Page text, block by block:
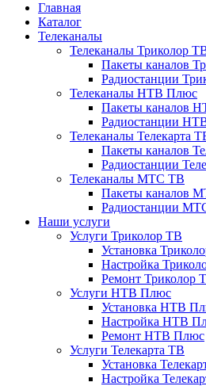
Главная
Каталог
Телеканалы
Телеканалы Триколор
Пакеты каналов
Радиостанции
Телеканалы НТВ Плюс
Пакеты каналов
Радиостанции
Телеканалы Телекарта
Пакеты каналов
Радиостанции
Телеканалы МТС ТВ
Пакеты каналов
Радиостанции
Наши услуги
Услуги Триколор ТВ
Установка
Настройка
Ремонт Триколор
Услуги НТВ Плюс
Установка НТВ
Настройка НТВ
Ремонт НТВ Плюс
Услуги Телекарта ТВ
Установка
Настройка